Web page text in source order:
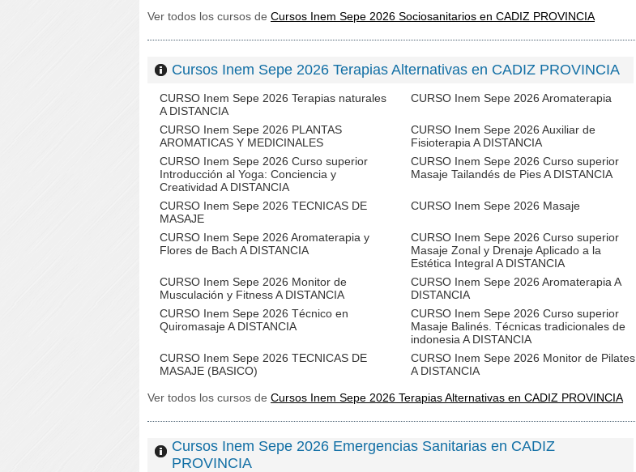
Ver todos los cursos de Cursos Inem Sepe 2026 Sociosanitarios en CADIZ PROVINCIA
Cursos Inem Sepe 2026 Terapias Alternativas en CADIZ PROVINCIA
CURSO Inem Sepe 2026 Terapias naturales
A DISTANCIA
CURSO Inem Sepe 2026 Aromaterapia
CURSO Inem Sepe 2026 PLANTAS
AROMATICAS Y MEDICINALES
CURSO Inem Sepe 2026 Auxiliar de
Fisioterapia A DISTANCIA
CURSO Inem Sepe 2026 Curso superior
Introducción al Yoga: Conciencia y
Creatividad A DISTANCIA
CURSO Inem Sepe 2026 Curso superior
Masaje Tailandés de Pies A DISTANCIA
CURSO Inem Sepe 2026 TECNICAS DE
MASAJE
CURSO Inem Sepe 2026 Masaje
CURSO Inem Sepe 2026 Aromaterapia y
Flores de Bach A DISTANCIA
CURSO Inem Sepe 2026 Curso superior
Masaje Zonal y Drenaje Aplicado a la
Estética Integral A DISTANCIA
CURSO Inem Sepe 2026 Monitor de
Musculación y Fitness A DISTANCIA
CURSO Inem Sepe 2026 Aromaterapia A
DISTANCIA
CURSO Inem Sepe 2026 Técnico en
Quiromasaje A DISTANCIA
CURSO Inem Sepe 2026 Curso superior
Masaje Balinés. Técnicas tradicionales de
indonesia A DISTANCIA
CURSO Inem Sepe 2026 TECNICAS DE
MASAJE (BASICO)
CURSO Inem Sepe 2026 Monitor de Pilates
A DISTANCIA
Ver todos los cursos de Cursos Inem Sepe 2026 Terapias Alternativas en CADIZ PROVINCIA
Cursos Inem Sepe 2026 Emergencias Sanitarias en CADIZ
PROVINCIA